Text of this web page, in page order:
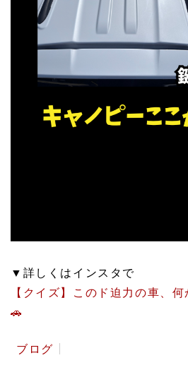
▼詳しくはインスタで
【クイズ】このド迫力の車、
🚗
ブログ